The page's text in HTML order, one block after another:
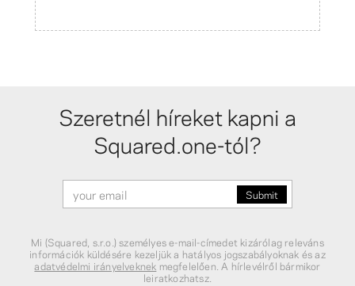
Szeretnél híreket kapni a
Squared.one-tól?
Mi (Squared, s.r.o.) személyes e-mail-címedet kizárólag releváns
információk küldésére kezeljük a hatályos jogszabályoknak és az
adatvédelmi irányelveknekmegfelelően. A hírlevélről bármikor
leiratkozhatsz.